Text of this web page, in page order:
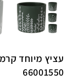
66001550